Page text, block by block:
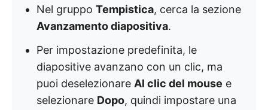
Nel gruppo Tempistica, cerca la sezione
Avanzamento diapositiva.
Per impostazione predefinita, le
diapositive avanzano con un clic, ma
puoi deselezionare Al clic del mouse e
selezionare Dopo, quindi impostare una